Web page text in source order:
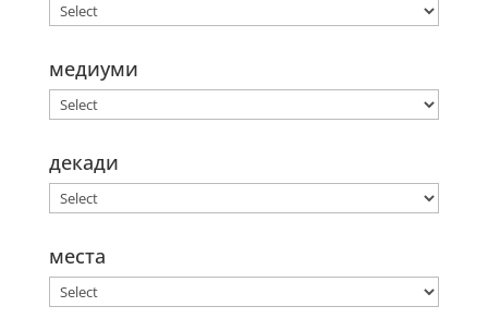
медиуми
декади
места